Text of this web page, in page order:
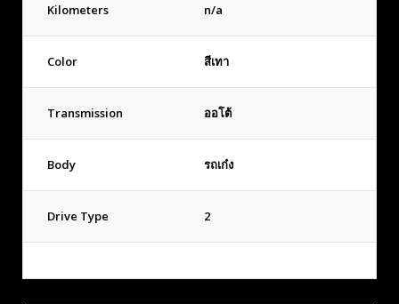
Kilometers n/a
Color สีเทา
Transmission ออโต้
Body รถเก๋ง
Drive Type 2